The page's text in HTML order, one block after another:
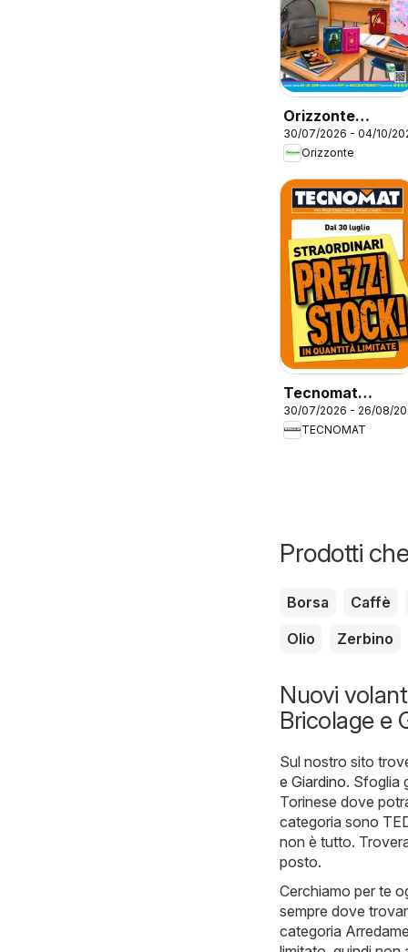
Orizzonte
volantino Scuola
30/07/2026 - 04/10/
Orizzonte
Tecnomat
catalogo
30/07/2026 - 26/08/
TECNOMAT
Prodotti
Borsa
Caffè
Olio
Zerbino
Nuovi
Bricolage e
Sul nostro sito
e Giardino. Sfoglia
Torinese dove
categoria sono
non è tutto.
posto.
Cerchiamo per te
sempre dove
categoria